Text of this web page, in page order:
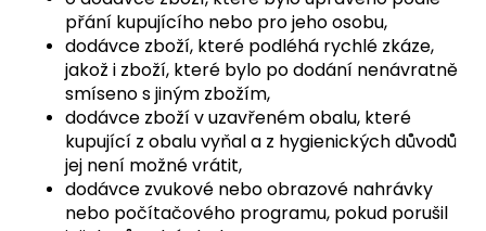
přání kupujícího nebo pro jeho osobu,
dodávce zboží, které podléhá rychlé zkáze,
jakož i zboží, které bylo po dodání nenávratně
smíseno s jiným zbožím,
dodávce zboží v uzavřeném obalu, které
kupující z obalu vyňal a z hygienických důvodů
jej není možné vrátit,
dodávce zvukové nebo obrazové nahrávky
nebo počítačového programu, pokud porušil